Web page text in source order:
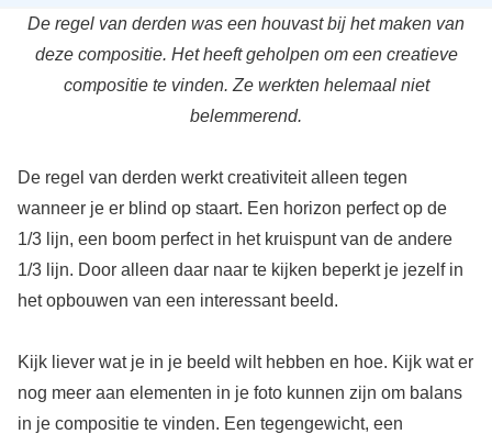
De regel van derden was een houvast bij het maken van
deze compositie. Het heeft geholpen om een creatieve
compositie te vinden. Ze werkten helemaal niet
belemmerend.
De regel van derden werkt creativiteit alleen tegen
wanneer je er blind op staart. Een horizon perfect op de
1/3 lijn, een boom perfect in het kruispunt van de andere
1/3 lijn. Door alleen daar naar te kijken beperkt je jezelf in
het opbouwen van een interessant beeld.
Kijk liever wat je in je beeld wilt hebben en hoe. Kijk wat er
nog meer aan elementen in je foto kunnen zijn om balans
in je compositie te vinden. Een tegengewicht, een